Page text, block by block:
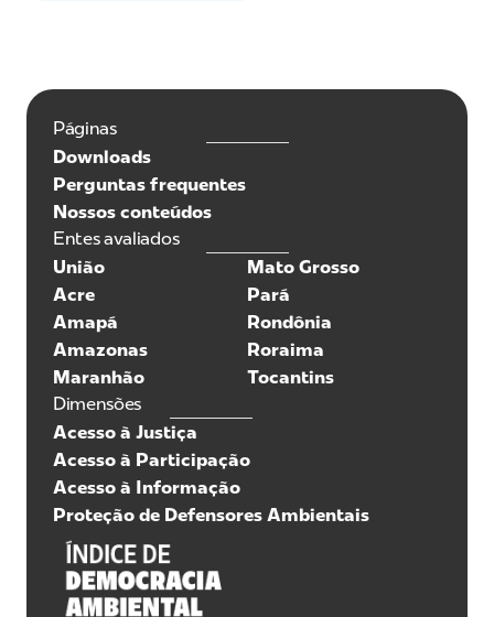
Páginas
Downloads
Perguntas frequentes
Nossos conteúdos
Entes avaliados
União
Acre
Amapá
Amazonas
Maranhão
Mato Grosso
Pará
Rondônia
Roraima
Tocantins
Dimensões
Acesso à Justiça
Acesso à Participação
Acesso à Informação
Proteção de Defensores Ambientais